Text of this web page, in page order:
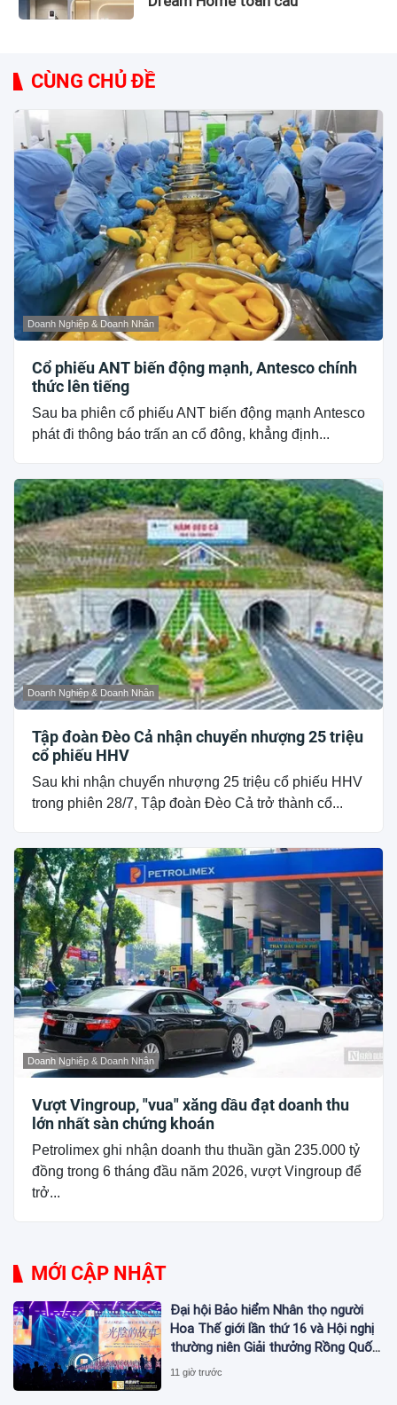
CÙNG CHỦ ĐỀ
Doanh Nghiệp & Doanh Nhân
Cổ phiếu ANT biến động mạnh, Antesco chính
thức lên tiếng
Sau ba phiên cổ phiếu ANT biến động mạnh Antesco
phát đi thông báo trấn an cổ đông, khẳng định...
Doanh Nghiệp & Doanh Nhân
Tập đoàn Đèo Cả nhận chuyển nhượng 25 triệu
cổ phiếu HHV
Sau khi nhận chuyển nhượng 25 triệu cổ phiếu HHV
trong phiên 28/7, Tập đoàn Đèo Cả trở thành cổ...
Doanh Nghiệp & Doanh Nhân
Vượt Vingroup, "vua" xăng dầu đạt doanh thu
lớn nhất sàn chứng khoán
Petrolimex ghi nhận doanh thu thuần gần 235.000 tỷ
đồng trong 6 tháng đầu năm 2026, vượt Vingroup để
trở...
MỚI CẬP NHẬT
Đại hội Bảo hiểm Nhân thọ người
Hoa Thế giới lần thứ 16 và Hội nghị
thường niên Giải thưởng Rồng Quốc
tế (IDA) 2026 được tổ chức trọng
11 giờ trước